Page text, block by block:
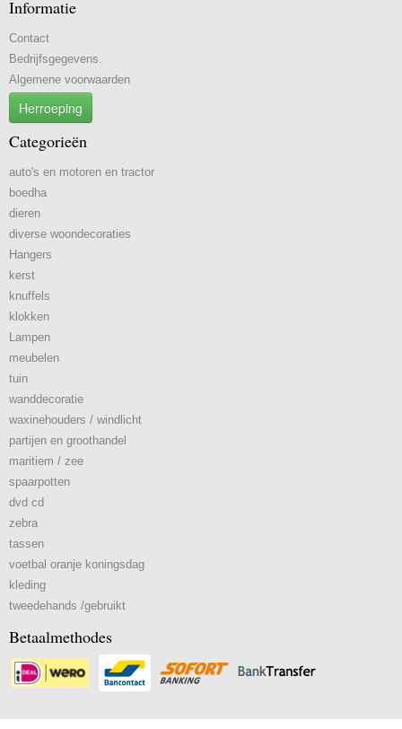
Informatie
Contact
Bedrijfsgegevens.
Algemene voorwaarden
Herroeping
Categorieën
auto's en motoren en tractor
boedha
dieren
diverse woondecoraties
Hangers
kerst
knuffels
klokken
Lampen
meubelen
tuin
wanddecoratie
waxinehouders / windlicht
partijen en groothandel
maritiem / zee
spaarpotten
dvd cd
zebra
tassen
voetbal oranje koningsdag
kleding
tweedehands /gebruikt
Betaalmethodes